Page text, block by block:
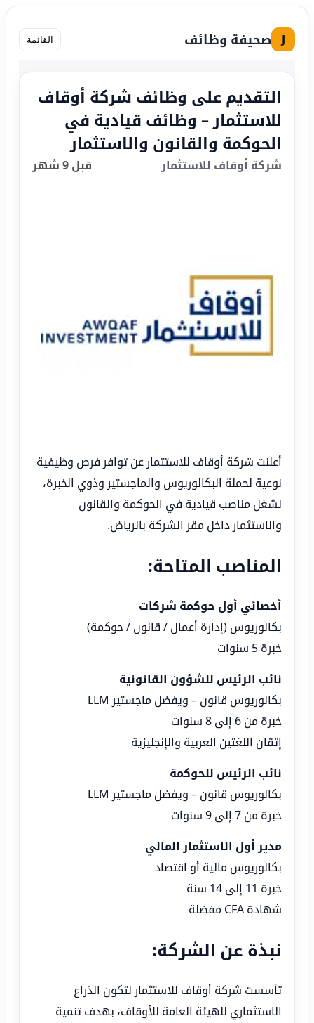
J صحيفة وظائف القائمة
التقديم على وظائف شركة أوقاف
للاستثمار – وظائف قيادية في
الحوكمة والقانون والاستثمار
شركة أوقاف للاستثمار قبل 9 شهر
أعلنت شركة أوقاف للاستثمار عن توافر فرص وظيفية
نوعية لحملة البكالوريوس والماجستير وذوي الخبرة،
لشغل مناصب قيادية في الحوكمة والقانون
والاستثمار داخل مقر الشركة بالرياض.
المناصب المتاحة:
أخصائي أول حوكمة شركات
بكالوريوس (إدارة أعمال / قانون / حوكمة)
خبرة 5 سنوات
نائب الرئيس للشؤون القانونية
بكالوريوس قانون – ويفضل ماجستير LLM
خبرة من 6 إلى 8 سنوات
إتقان اللغتين العربية والإنجليزية
نائب الرئيس للحوكمة
بكالوريوس قانون – ويفضل ماجستير LLM
خبرة من 7 إلى 9 سنوات
مدير أول الاستثمار المالي
بكالوريوس مالية أو اقتصاد
خبرة 11 إلى 14 سنة
شهادة CFA مفضلة
نبذة عن الشركة:
تأسست شركة أوقاف للاستثمار لتكون الذراع
الاستثماري للهيئة العامة للأوقاف، بهدف تنمية